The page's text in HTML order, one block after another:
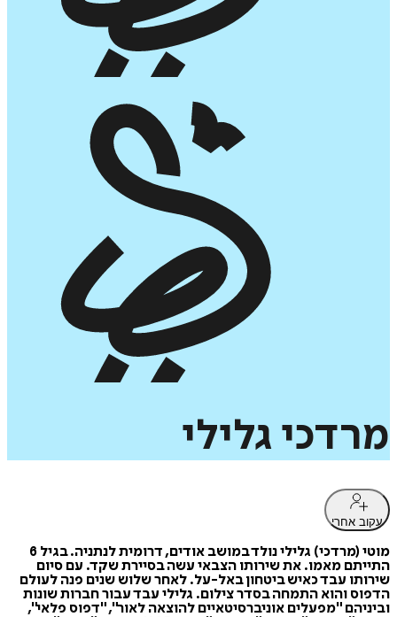
מרדכי גלילי
עקוב אחרי
מוטי (מרדכי) גלילי נולד במושב אודים, דרומית לנתניה. בגיל 6
התייתם מאמו. את שירותו הצבאי עשה בסיירת שקד. עם סיום
שירותו עבד כאיש ביטחון באל-על. לאחר שלוש שנים פנה לעולם
הדפוס והוא התמחה בסדר צילום. גלילי עבד עבור חברות שונות
וביניהם "מפעלים אוניברסיטאיים להוצאה לאור", "דפוס פלאי",